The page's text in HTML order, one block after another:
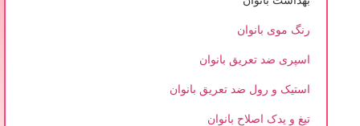
رنگ موی بانوان
اسپری ضد تعریق بانوان
استیک و رول ضد تعریق بانوان
تیغ و یدک اصلاح بانوان